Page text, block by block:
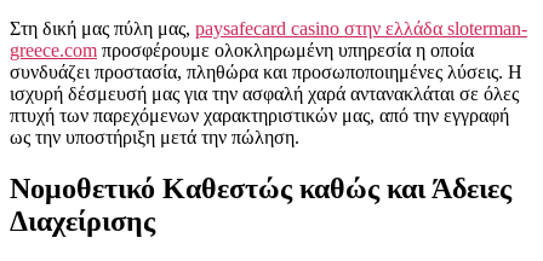
Στη δική μας πύλη μας, paysafecard casino στην ελλάδα sloterman-
greece.com προσφέρουμε ολοκληρωμένη υπηρεσία η οποία
συνδυάζει προστασία, πληθώρα και προσωποποιημένες λύσεις. Η
ισχυρή δέσμευσή μας για την ασφαλή χαρά αντανακλάται σε όλες
πτυχή των παρεχόμενων χαρακτηριστικών μας, από την εγγραφή
ως την υποστήριξη μετά την πώληση.
Νομοθετικό Καθεστώς καθώς και Άδειες
Διαχείρισης